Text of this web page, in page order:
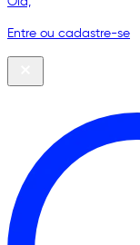
Entre ou cadastre-se